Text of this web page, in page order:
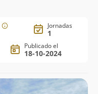
Jornadas
1
Publicado el
18-10-2024